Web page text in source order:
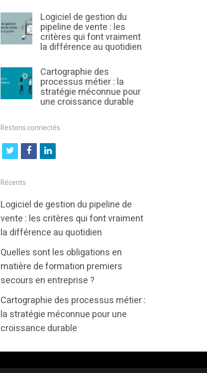
Logiciel de gestion du
pipeline de vente : les
critères qui font vraiment
la différence au quotidien
Cartographie des
processus métier : la
stratégie méconnue pour
une croissance durable
Restons connectés
t
i
t
t
e
f
b
o
k
l
e
d
i
n
Récents
Logiciel de gestion du pipeline de
vente : les critères qui font vraiment
la différence au quotidien
Quelles sont les obligations en
matière de formation premiers
secours en entreprise ?
Cartographie des processus métier :
la stratégie méconnue pour une
croissance durable